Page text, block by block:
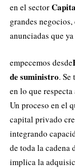
en el sector
grandes
anunciadas que
empecemos desde
de suministro.
en lo que
Un proceso en el
capital privado
integrando
de toda la cadena
implica la